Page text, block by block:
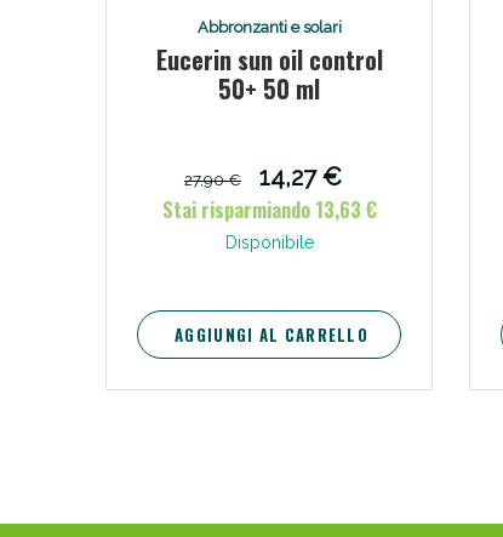
Abbronzanti e solari
Eucerin sun oil control
50+ 50 ml
27,90 €
14,27 €
Stai risparmiando 13,63 €
Disponibile
AGGIUNGI AL CARRELLO